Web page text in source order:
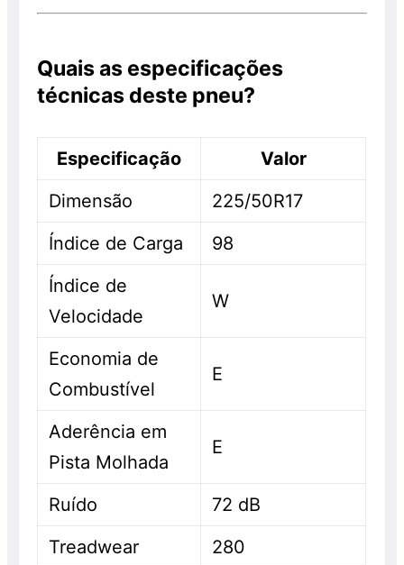
Quais as especificações
técnicas deste pneu?
Especificação
Valor
Dimensão
225/50R17
Índice de Carga
98
Índice de
Velocidade
W
Economia de
Combustível
E
Aderência em
Pista Molhada
E
Ruído
72 dB
Treadwear
280